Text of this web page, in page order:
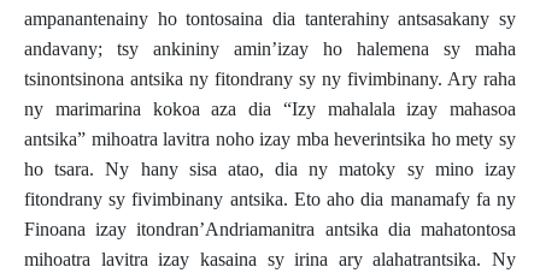
ampanantenainy ho tontosaina dia tanterahiny antsasakany sy
andavany; tsy ankininy amin’izay ho halemena sy maha
tsinontsinona antsika ny fitondrany sy ny fivimbinany. Ary raha
ny marimarina kokoa aza dia “Izy mahalala izay mahasoa
antsika” mihoatra lavitra noho izay mba heverintsika ho mety sy
ho tsara. Ny hany sisa atao, dia ny matoky sy mino izay
fitondrany sy fivimbinany antsika. Eto aho dia manamafy fa ny
Finoana izay itondran’Andriamanitra antsika dia mahatontosa
mihoatra lavitra izay kasaina sy irina ary alahatrantsika. Ny